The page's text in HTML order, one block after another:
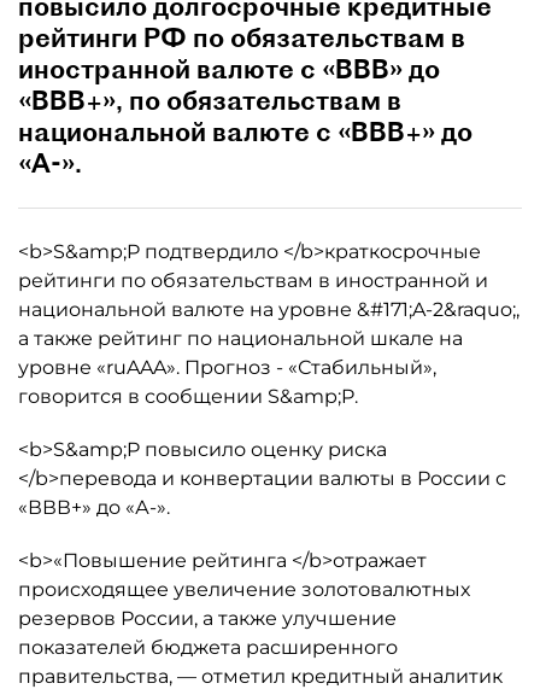
рейтинги РФ по обязательствам в
иностранной валюте с «ВВВ» до
«ВВВ+», по обязательствам в
национальной валюте с «ВВВ+» до
«А-».
<b>S&amp;P подтвердило </b>краткосрочные
рейтинги по обязательствам в иностранной и
национальной валюте на уровне &#171;A-2&raquo;,
а также рейтинг по национальной шкале на
уровне «ruAAA». Прогноз - «Стабильный»,
говорится в сообщении S&amp;P.
<b>S&amp;P повысило оценку риска
</b>перевода и конвертации валюты в России с
«ВВВ+» до «А-».
<b>«Повышение рейтинга </b>отражает
происходящее увеличение золотовалютных
резервов России, а также улучшение
показателей бюджета расширенного
правительства, — отметил кредитный аналитик